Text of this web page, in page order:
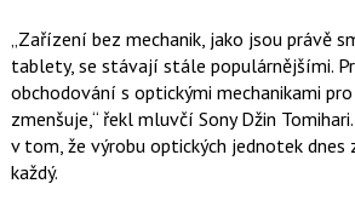
„Zařízení bez mechanik, jako jsou právě
tablety, se stávají stále populárnějšími.
obchodování s optickými mechanikami
zmenšuje,“ řekl mluvčí Sony Džin
v tom, že výrobu optických jednotek
každý.